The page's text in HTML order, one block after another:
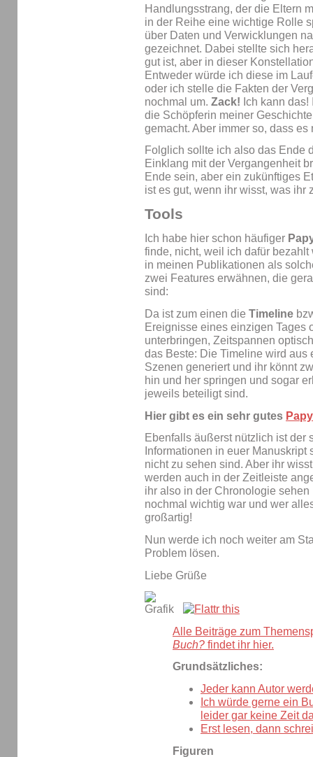
Handlungsstrang, der die Eltern
in der Reihe eine wichtige Rolle
über Daten und Verwicklungen
gezeichnet. Dabei stellte sich
gut ist, aber in dieser
Entweder würde ich diese im
oder ich stelle die Fakten der
nochmal um. Zack! Ich kann
die Schöpferin meiner
gemacht. Aber immer so, dass
Folglich sollte ich also das Ende
Einklang mit der Vergangenheit
Ende sein, aber ein zukünftiges
ist es gut, wenn ihr wisst, was ihr
Tools
Ich habe hier schon häufiger
finde, nicht, weil ich dafür
in meinen Publikationen als
zwei Features erwähnen, die
sind:
Da ist zum einen die Timeline
Ereignisse eines einzigen Tages
unterbringen, Zeitspannen
das Beste: Die Timeline wird
Szenen generiert und ihr könnt
hin und her springen und sogar
jeweils beteiligt sind.
Hier gibt es ein sehr gutes
Ebenfalls äußerst nützlich ist der
Informationen in euer
nicht zu sehen sind. Aber ihr
werden auch in der Zeitleiste
ihr also in der Chronologie
nochmal wichtig war und wer
großartig!
Nun werde ich noch weiter am
Problem lösen.
Liebe Grüße
Alle Beiträge zum
Buch? findet ihr hier.
Grundsätzliches:
Jeder kann Autor
Ich würde gerne ein
leider gar keine Zeit
Erst lesen, dann
Figuren